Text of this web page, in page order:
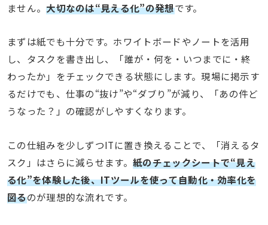
ません。大切なのは“見える化”の発想です。
まずは紙でも十分です。ホワイトボードやノートを活用
し、タスクを書き出し、「誰が・何を・いつまでに・終
わったか」をチェックできる状態にします。現場に掲示す
るだけでも、仕事の“抜け”や“ダブり”が減り、「あの件ど
うなった？」の確認がしやすくなります。
この仕組みを少しずつITに置き換えることで、「消えるタ
スク」はさらに減らせます。紙のチェックシートで“見え
る化”を体験した後、ITツールを使って自動化・効率化を
図るのが理想的な流れです。